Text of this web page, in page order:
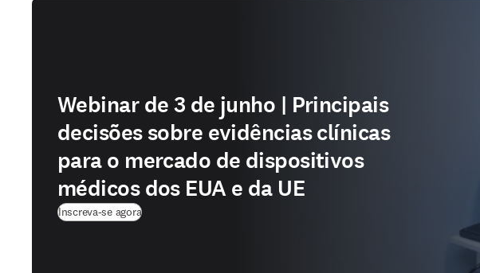
Webinar de 3 de junho | Principais
decisões sobre evidências clínicas
para o mercado de dispositivos
médicos dos EUA e da UE
Inscreva-se agora(